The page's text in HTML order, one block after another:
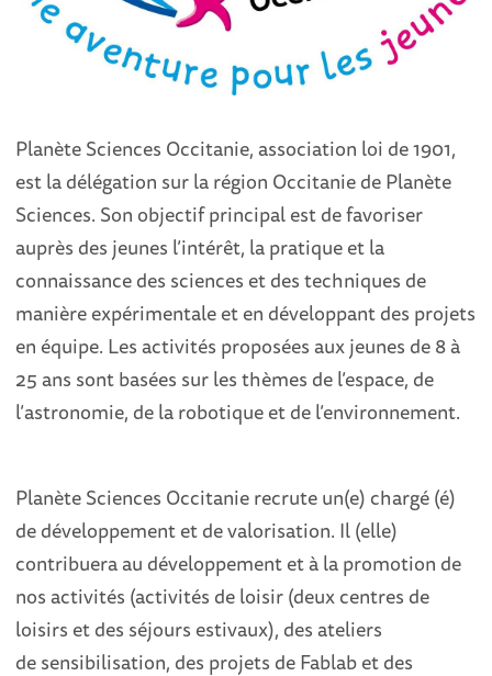
Planète Sciences Occitanie, association loi de 1901,
est la délégation sur la région Occitanie de Planète
Sciences. Son objectifprincipal est de favoriser
auprès des jeunes l’intérêt, la pratique et la
connaissance des sciences et des techniques de
manièreexpérimentale et en développant des projets
en équipe. Les activités proposées aux jeunes de 8 à
25 ans sont basées sur lesthèmes de l’espace, de
l’astronomie, de la robotique et de l’environnement.
Planète Sciences Occitanie recrute un(e) chargé (é)
de développement et de valorisation. Il (elle)
contribuera au développementet à la promotion de
nos activités (activités de loisir (deux centres de
loisirs et des séjours estivaux), des ateliers
desensibilisation, des projets de Fablab et des